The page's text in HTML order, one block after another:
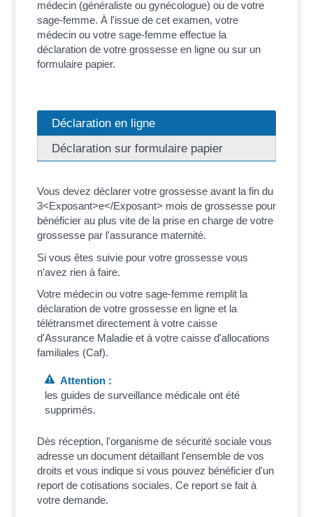
médecin (généraliste ou gynécologue) ou de votre
sage-femme. À l'issue de cet examen, votre
médecin ou votre sage-femme effectue la
déclaration de votre grossesse en ligne ou sur un
formulaire papier.
Déclaration en ligne
Déclaration sur formulaire papier
Vous devez déclarer votre grossesse avant la fin du
3<Exposant>e</Exposant> mois de grossesse pour
bénéficier au plus vite de la prise en charge de votre
grossesse par l'assurance maternité.
Si vous êtes suivie pour votre grossesse vous
n'avez rien à faire.
Votre médecin ou votre sage-femme remplit la
déclaration de votre grossesse en ligne et la
télétransmet directement à votre caisse
d'Assurance Maladie et à votre caisse d'allocations
familiales (Caf).
Attention :
les guides de surveillance médicale ont été
supprimés.
Dès réception, l'organisme de sécurité sociale vous
adresse un document détaillant l'ensemble de vos
droits et vous indique si vous pouvez bénéficier d'un
report de cotisations sociales. Ce report se fait à
votre demande.